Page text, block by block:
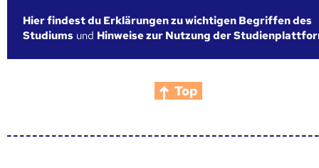
Hier findest du Erklärungen zu wichtigen Begriffen des
Studiums und Hinweise zur Nutzung der
Top